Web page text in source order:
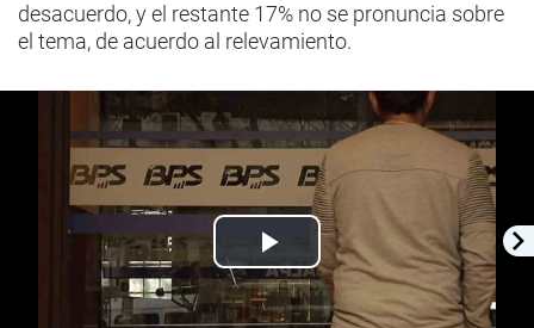
desacuerdo, y el restante 17% no se pronuncia sobre
el tema, de acuerdo al relevamiento.
Play